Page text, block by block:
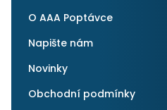
O AAA Poptávce
Napište nám
Novinky
Obchodní podmínky